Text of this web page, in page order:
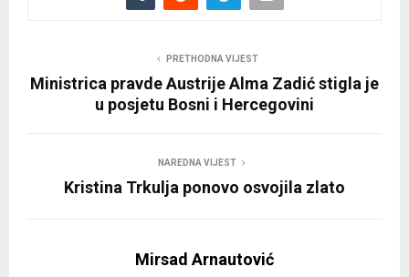
PRETHODNA VIJEST
Ministrica pravde Austrije Alma Zadić stigla je
u posjetu Bosni i Hercegovini
NAREDNA VIJEST
Kristina Trkulja ponovo osvojila zlato
Mirsad Arnautović